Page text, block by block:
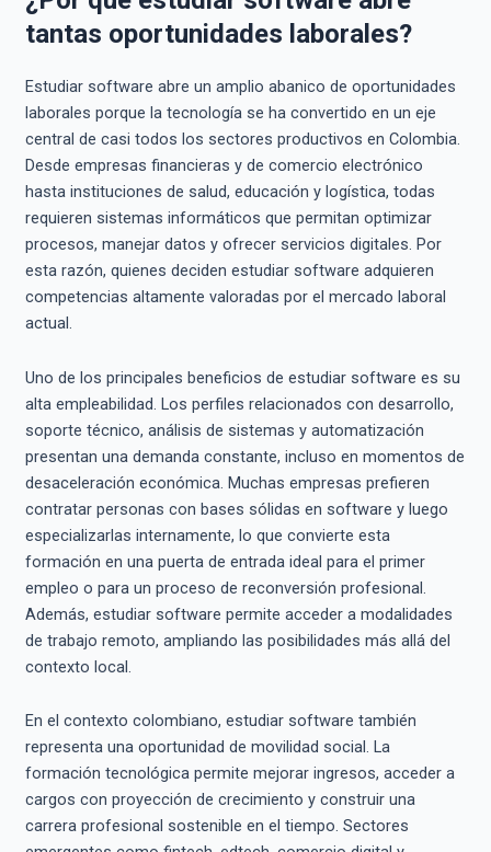
tantas oportunidades laborales?
Estudiar software abre un amplio abanico de oportunidades
laborales porque la tecnología se ha convertido en un eje
central de casi todos los sectores productivos en Colombia.
Desde empresas financieras y de comercio electrónico
hasta instituciones de salud, educación y logística, todas
requieren sistemas informáticos que permitan optimizar
procesos, manejar datos y ofrecer servicios digitales. Por
esta razón, quienes deciden estudiar software adquieren
competencias altamente valoradas por el mercado laboral
actual.
Uno de los principales beneficios de estudiar software es su
alta empleabilidad. Los perfiles relacionados con desarrollo,
soporte técnico, análisis de sistemas y automatización
presentan una demanda constante, incluso en momentos de
desaceleración económica. Muchas empresas prefieren
contratar personas con bases sólidas en software y luego
especializarlas internamente, lo que convierte esta
formación en una puerta de entrada ideal para el primer
empleo o para un proceso de reconversión profesional.
Además, estudiar software permite acceder a modalidades
de trabajo remoto, ampliando las posibilidades más allá del
contexto local.
En el contexto colombiano, estudiar software también
representa una oportunidad de movilidad social. La
formación tecnológica permite mejorar ingresos, acceder a
cargos con proyección de crecimiento y construir una
carrera profesional sostenible en el tiempo. Sectores